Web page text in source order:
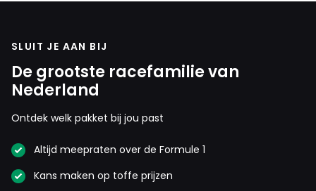
SLUIT JE AAN BIJ
De grootste racefamilie van
Nederland
Ontdek welk pakket bij jou past
Altijd meepraten over de Formule 1
Kans maken op toffe prijzen